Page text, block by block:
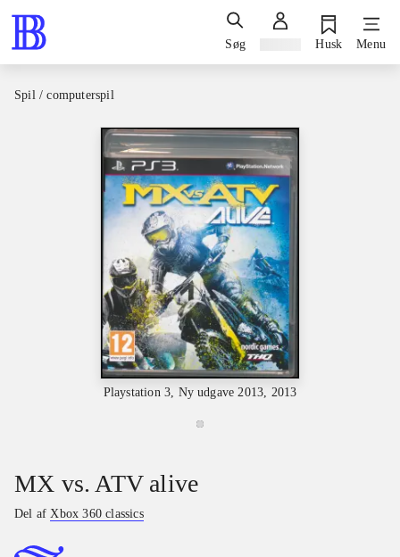
Søg Husk Menu
Spil / computerspil
Playstation 3, Ny udgave 2013, 2013
MX vs. ATV alive
Del afXbox 360 classics